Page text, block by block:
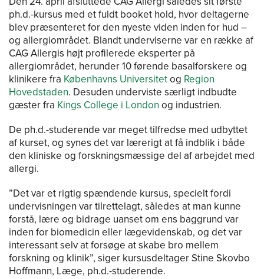
ph.d.-kursus med et fuldt booket hold, hvor deltagerne
blev præsenteret for den nyeste viden inden for hud –
og allergiområdet. Blandt underviserne var en række af
CAG Allergis højt profilerede eksperter på
allergiområdet, herunder 10 førende basalforskere og
klinikere fra Københavns Universitetog Region
Hovedstaden. Desuden underviste særligt indbudte
gæster fra Kings College i London og industrien.
De ph.d.-studerende var meget tilfredse med udbyttet
af kurset, og synes det var lærerigt at få indblik i både
den kliniske og forskningsmæssige del af arbejdet med
allergi.
”Det var et rigtig spændende kursus, specielt fordi
undervisningen var tilrettelagt, således at man kunne
forstå, lære og bidrage uanset om ens baggrund var
inden for biomedicin eller lægevidenskab, og det var
interessant selv at forsøge at skabe bro mellem
forskning og klinik”, siger kursusdeltager Stine Skovbo
Hoffmann, Læge, ph.d.-studerende.